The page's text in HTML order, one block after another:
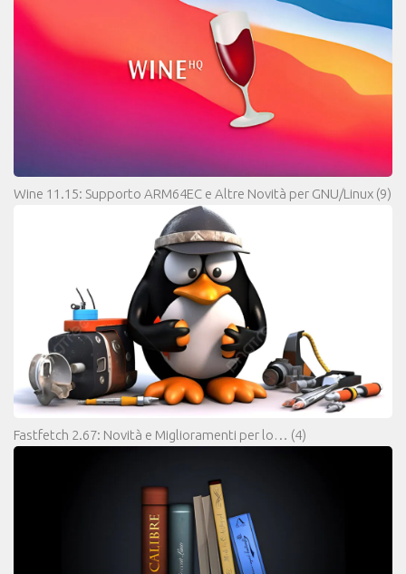
Wine 11.15: Supporto ARM64EC e Altre Novità per GNU/Linux (9)
Fastfetch 2.67: Novità e Miglioramenti per lo… (4)